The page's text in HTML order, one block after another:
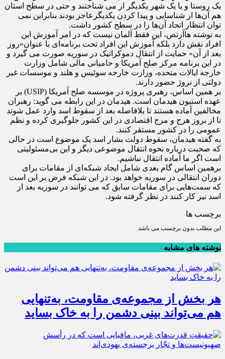
یک روستا و یا یک شهر یکدیگر ار می شناختند و حتی در سطح استان
هم آن‌ها ار شناسایی و پیدا کردن یکدیگرعاجز بودند بنابراین نمی
توان انتظار اتحاد آن‌ها را در سطح کشور داشت.
به نوشته هاآرتص، این فقط آلمان نیست که در امر آموزش این
افراد نقش دارد بلکه آموزش این افراد تحت برنامه‌ای با عنوان«روز
بعد از آن» حمایت از انتقال دموکراتیک در سوریه صورت می گیرد و
در این برنامه مرکز صلح آمریکا و حامیانی مالی شامل وزارت
خارجه ایالات متحده، وزارت خارجه سوئیس و هلند و موسسات غیر
دولتی از نروژ حضور دارند.
بر همین اساس، رهبری پروژه در موسسه صلح آمریکا (USIP) بر
عهده استیون هیدمان است. هیدمان در این رابطه می گوید: رهبران
مخالفین آماده هستند تا بلافاصله بعد از سقوط اسد وارد عمل شوند
تا از بروز هرج و مرج اقتصادی در این کشور جلوگیری کرده و نظم
عمومی را در کشور مستقر کنند.
به گفته هیدمان، سقوط دولت بشار اسد یک موضوع است در حالی
که صحبت درباره نحوه انتقال موضوعی دیگر و این بی‌مسئولیتی
است اگر ما آماده انتقال نباشیم.
برهمین اساس گام بعدی شامل ایجاد شبکه‌ای از مقامات برای
دوران انتقالی در سوریه خواهد بود. در این شبکه فرض بر این است
که سمت‌هایی برای مقامات سابق که می توانند در سوریه بعد از
اسد نیز کار کنند در نظر گرفته شود.
برچسب ها
این مطلب بدون برچسب می باشد.
نوشته های مشابه
هر بخش از مجموعه‌ی مقاومت، به‌تنهایی
هم می‌تواند بینی دشمن را به خاک بساید